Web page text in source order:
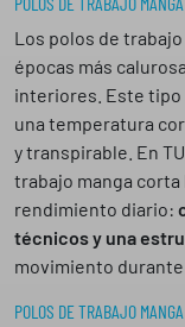
n
a
v
i
g
a
t
i
o
n
Los polos de
épocas más
interiores. Este
una temperatura
y transpirable. En
trabajo manga
rendimiento diario:
técnicos y una
movimiento durante
POLOS DE TRABAJO